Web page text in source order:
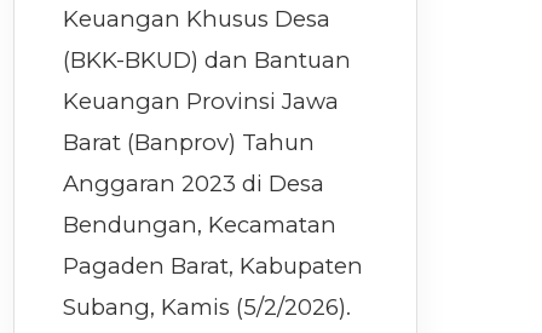
Keuangan Khusus Desa
(BKK-BKUD) dan Bantuan
Keuangan Provinsi Jawa
Barat (Banprov) Tahun
Anggaran 2023 di Desa
Bendungan, Kecamatan
Pagaden Barat, Kabupaten
Subang, Kamis (5/2/2026).